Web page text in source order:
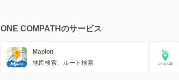
ONE COMPATHのサービス
Mapion
地図検索、ルート検索